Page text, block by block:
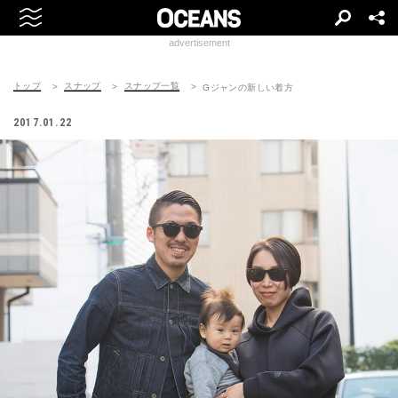
advertisement
トップ スナップ スナップ一覧 Gジャンの新しい着方
2017.01.22